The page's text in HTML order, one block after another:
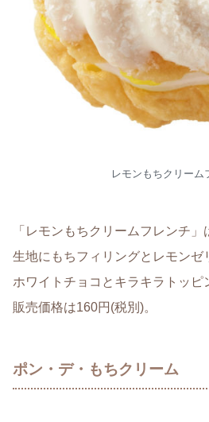
レモンもちクリーム
「レモンもちクリームフレンチ
生地にもちフィリングとレモンゼ
ホワイトチョコとキラキラトッピ
販売価格は160円(税別)。
ポン・デ・もちクリーム